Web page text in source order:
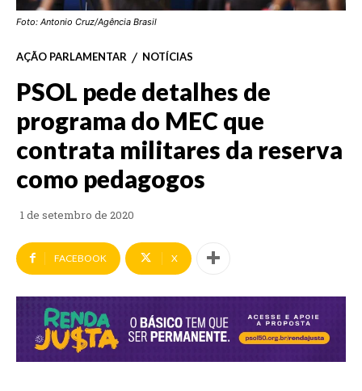
Foto: Antonio Cruz/Agência Brasil
AÇÃO PARLAMENTAR NOTÍCIAS
PSOL pede detalhes de
programa do MEC que
contrata militares da reserva
como pedagogos
1 de setembro de 2020
FACEBOOK X